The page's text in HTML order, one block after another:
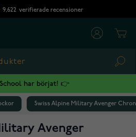
9,622 verifierade recensioner
har börjat! 👉
Swiss Alpine Military Avenger
Avenger